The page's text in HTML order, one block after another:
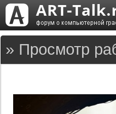
» Просмотр